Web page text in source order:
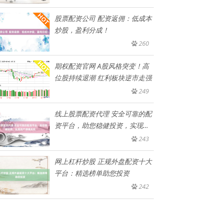
股票配资公司 配资返佣：低成本
炒股，盈利分成！
260
期权配资官网 A股风格突变！高
位股持续退潮 红利板块逆市走强
249
线上股票配资代理 安全可靠的配
资平台，助您稳健投资，实现资
243
网上杠杆炒股 正规外盘配资十大
平台：精选榜单助您投资
242